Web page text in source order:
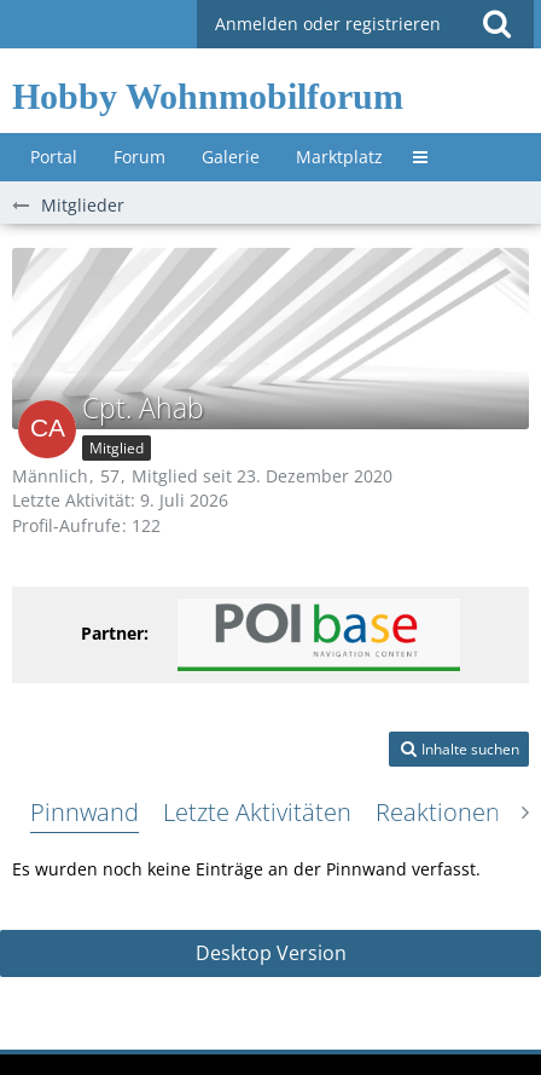
Anmelden oder registrieren
Hobby Wohnmobilforum
Portal Forum Galerie Marktplatz Untermenü »
Mitglieder
Cpt. Ahab
Mitglied
Männlich 57 Mitglied seit 23. Dezember 2020
Letzte Aktivität: 9. Juli 2026
Profil-Aufrufe 122
Partner:
Inhalte suchen
Pinnwand Letzte Aktivitäten Reaktionen
Es wurden noch keine Einträge an der Pinnwand verfasst.
Desktop Version